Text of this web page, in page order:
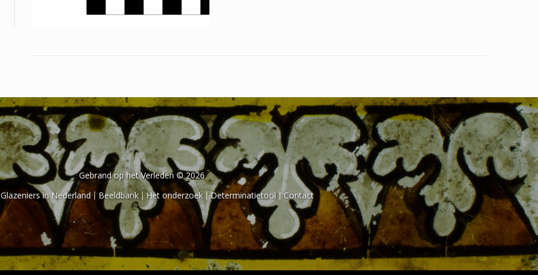
Gebrand op het Verleden © 2026
Glazeniers in Nederland Beeldbank Het onderzoek Determinatietool Contact